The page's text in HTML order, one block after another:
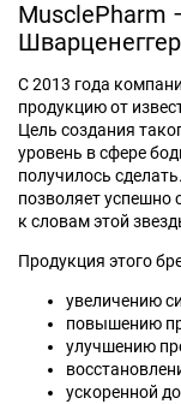
MusclePharm
С 2013 года
продукцию от
Цель создания
уровень в сфере
получилось
позволяет успешно
к словам этой
Продукция этого
увеличению
повышению
улучшению
ускоренной